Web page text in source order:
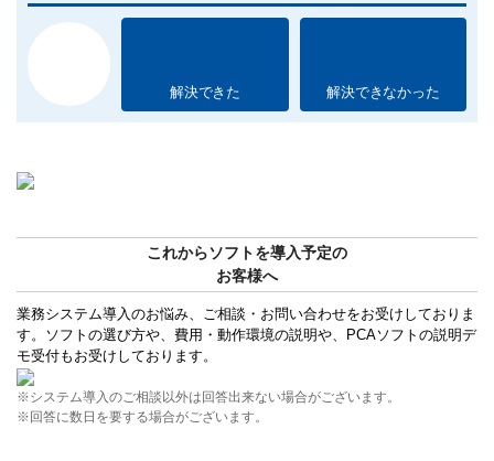
解決できた 解決できなかった
これからソフトを導入予定の
お客様へ
業務システム導入のお悩み、ご相談・お問い合わせをお受けしておりま
す。ソフトの選び方や、費用・動作環境の説明や、PCAソフトの説明デ
モ受付もお受けしております。
※システム導入のご相談以外は回答出来ない場合がございます。
※回答に数日を要する場合がございます。